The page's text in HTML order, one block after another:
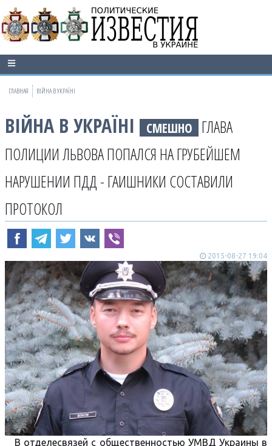
ГЛАВНАЯ ВІЙНА В УКРАЇНІ
ВІЙНА В УКРАЇНІ СМЕШНО ГЛАВА
ПОЛИЦИИ ЛЬВОВА ПОПАЛСЯ НА ГРУБЕЙШЕМ
НАРУШЕНИИ ПДД - ГАИШНИКИ СОСТАВИЛИ
ПРОТОКОЛ
2015-08-27 19:04
В отделесвязей с общественностью УМВД Украины в